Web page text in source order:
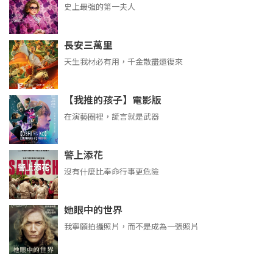
史上最強的第一夫人
長安三萬里
天生我材必有用，千金散盡還復來
【我推的孩子】電影版
在演藝圈裡，謊言就是武器
警上添花
沒有什麼比奉命行事更危險
她眼中的世界
我寧願拍攝照片，而不是成為一張照片